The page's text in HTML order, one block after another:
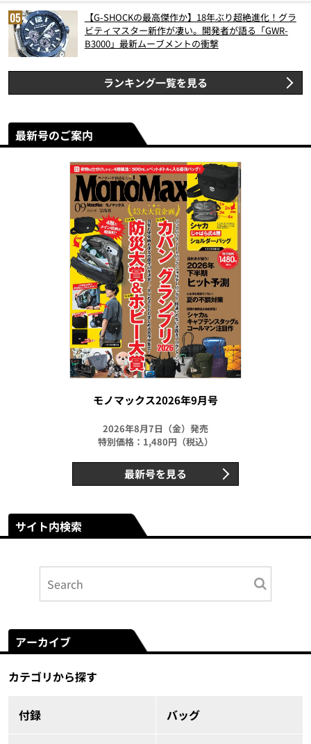
【G-SHOCKの最高傑作か】18年ぶり超絶進化！グラ
ビティマスター新作が凄い。開発者が語る「GWR-
B3000」最新ムーブメントの衝撃
ランキング一覧を見る
最新号のご案内
モノマックス2026年9月号
2026年8月7日（金）発売
特別価格：1,480円（税込）
最新号を見る
サイト内検索
アーカイブ
カテゴリから探す
付録 バッグ